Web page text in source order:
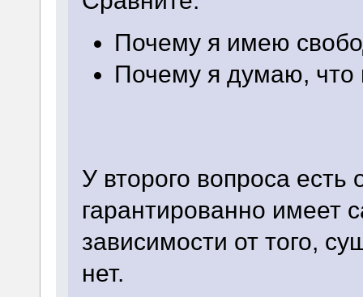
Почему я имею
Почему я думаю,
У второго вопроса есть
гарантированно имеет
зависимости от того,
нет.